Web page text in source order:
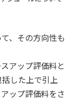
、その方向性も
アップ評価料と
した上で引上
ップ評価料をさ